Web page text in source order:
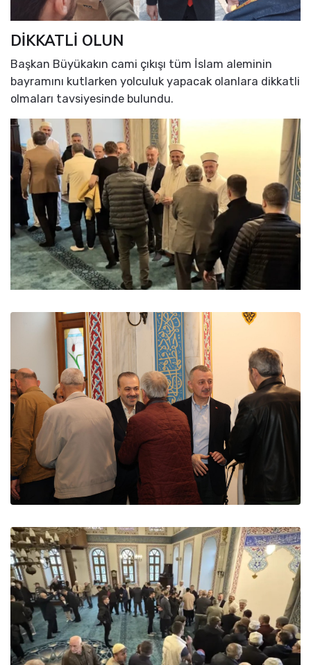
DİKKATLİ OLUN
Başkan Büyükakın cami çıkışı tüm İslam aleminin
bayramını kutlarken yolculuk yapacak olanlara dikkatli
olmaları tavsiyesinde bulundu.